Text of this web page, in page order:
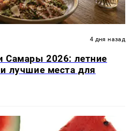
4 дня назад
Самары 2026: летние
лучшие места для